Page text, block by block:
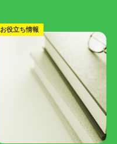
お役立ち情報